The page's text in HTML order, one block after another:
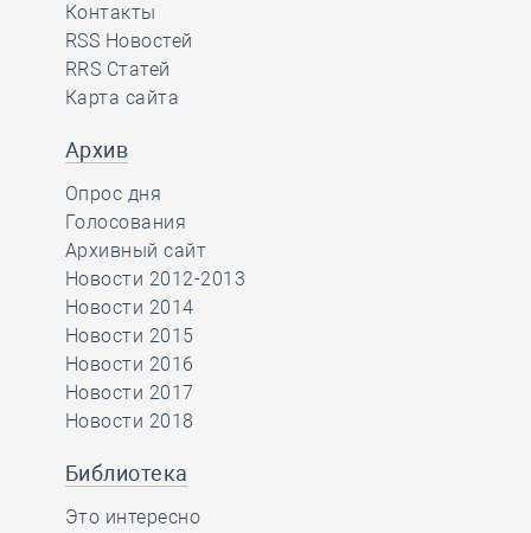
Контакты
RSS Новостей
RRS Статей
Карта сайта
Архив
Опрос дня
Голосования
Архивный сайт
Новости 2012-2013
Новости 2014
Новости 2015
Новости 2016
Новости 2017
Новости 2018
Библиотека
Это интересно